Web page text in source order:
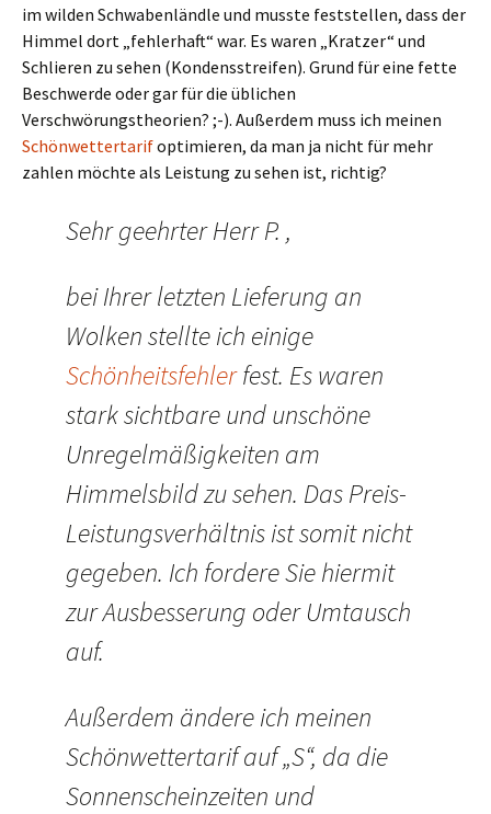
im wilden Schwabenländle und musste feststellen, dass der
Himmel dort „fehlerhaft“ war. Es waren „Kratzer“ und
Schlieren zu sehen (Kondensstreifen). Grund für eine fette
Beschwerde oder gar für die üblichen
Verschwörungstheorien? ;-). Außerdem muss ich meinen
Schönwettertarifoptimieren, da man ja nicht für mehr
zahlen möchte als Leistung zu sehen ist, richtig?
Sehr geehrter Herr P. ,
bei Ihrer letzten Lieferung an
Wolken stellte ich einige
Schönheitsfehlerfest. Es waren
stark sichtbare und unschöne
Unregelmäßigkeiten am
Himmelsbild zu sehen. Das Preis-
Leistungsverhältnis ist somit nicht
gegeben. Ich fordere Sie hiermit
zur Ausbesserung oder Umtausch
auf.
Außerdem ändere ich meinen
Schönwettertarif auf „S“, da die
Sonnenscheinzeiten und